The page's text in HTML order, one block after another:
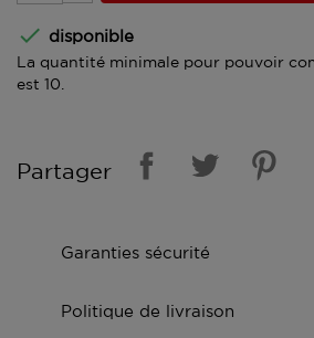
 disponible
La quantité minimale pour pouvoir
est 10.
Partager
Garanties sécurité
Politique de livraison